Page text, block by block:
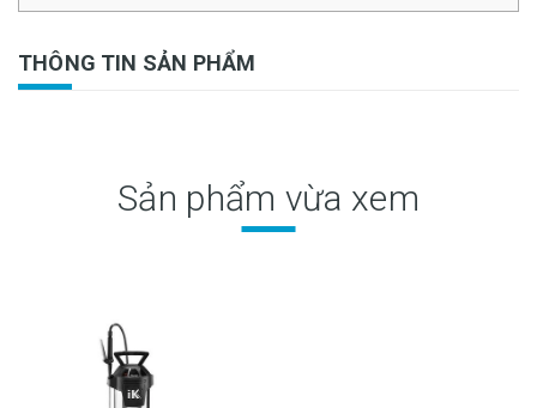
THÔNG TIN SẢN PHẨM
Sản phẩm vừa xem